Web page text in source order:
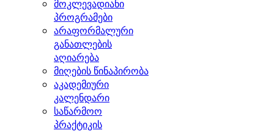
მოკლევადიანი
პროგრამები
არაფორმალური
განათლების
აღიარება
მიღების წინაპირობა
აკადემიური
კალენდარი
საწარმოო
პრაქტიკის